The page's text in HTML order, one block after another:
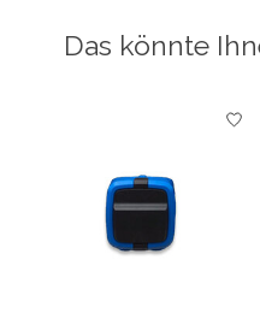
Das könnte
Produkt-Karussell-Artikel